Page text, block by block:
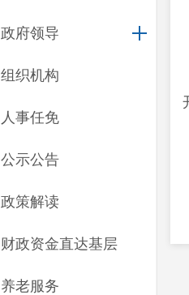
政府领导
组织机构
人事任免
公示公告
政策解读
财政资金直达基层
养老服务